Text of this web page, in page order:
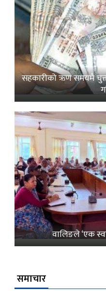
सहकारीको ऋण समयमै
वालिङले ‘एक
समाचार